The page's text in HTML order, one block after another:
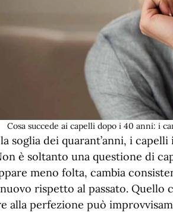
Cosa succede ai capelli dopo i 40 anni: i
soglia dei quarant’anni, i
è soltanto una questione di
meno folta, cambia
rispetto al passato. Quello
alla perfezione può